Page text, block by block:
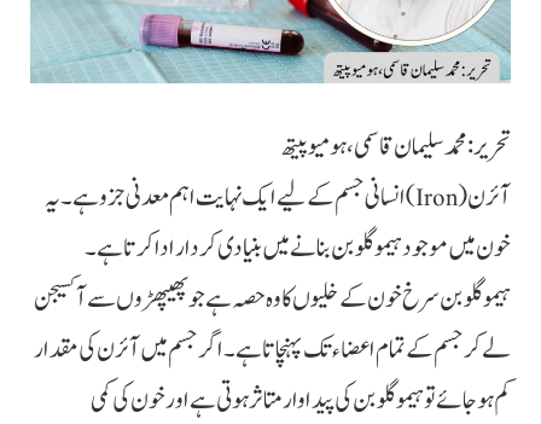
تحریر: محمد سلیمان قاسمی، ہومیو پیتھ
آئرن (Iron) انسانی جسم کے لیے ایک نہایت اہم معدنی جزو ہے۔ یہ
خون میں موجود ہیموگلوبن بنانے میں بنیادی کردار ادا کرتا ہے۔
ہیموگلوبن سرخ خون کے خلیوں کا وہ حصہ ہے جو پھیپھڑوں سے آکسیجن
لے کر جسم کے تمام اعضاء تک پہنچاتا ہے۔ اگر جسم میں آئرن کی مقدار
کم ہو جائے تو ہیموگلوبن کی پیداوار متاثر ہوتی ہے اور خون کی کمی